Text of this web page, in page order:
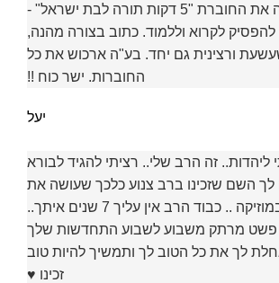
קיבלתי במתנה את החוברת "5 דקות תורה לבת ישראל" -
להפסיק לקרוא וללמוד. כתוב בצורה מהנה,
ורצינית גם יחד. בע"ה ארכוש את כל
החוברות. ישר כוח !!
יעל
זה הרב שלי.. רציתי להגיד לבורא
לך השם שזכינו ברב צנוע כלכך שעושה את
התורה כלכך במוזיקה .. כבוד הרב אין עליך 7 שנים איתך..
פשט מרתק משבוע לשבוע התחדשות שלך
לך את כל הטוב לך ותמשיך להיות טוב
זכינו ♥